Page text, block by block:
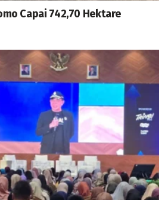
Capai 742,70 Hektare